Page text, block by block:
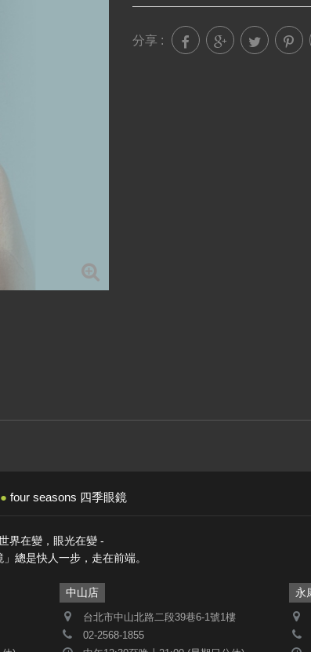
分享 :
● four seasons 四季眼鏡
界在變，眼光在變 -
」總是快人一步，走在前端。
中山店
台北市中山北路二段39巷6-1號1樓
02-2568-1855
永